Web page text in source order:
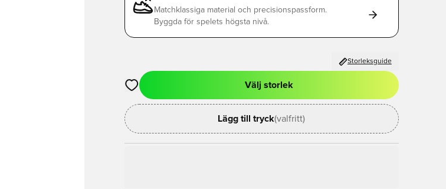
Matchklassiga material och precisionspassform.
Byggda för spelets högsta nivå.
Storleksguide
Öppnar en Modal för att logga in eller registrera dig som medlem
Välj storlek
Lägg till tryck(valfritt)